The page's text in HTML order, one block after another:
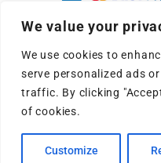
We value your
We use cookies to
serve personalized ads
traffic. By clicking
of cookies.
Customize
Copyright 2026.